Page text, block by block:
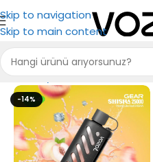
Skip to navigation
Skip to main content
Ana Sayfa Puff Bar
-14%